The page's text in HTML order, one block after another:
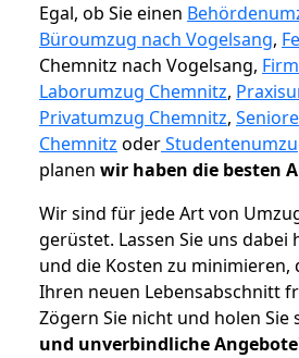
Egal, ob Sie einen
Büroumzug nach Vogelsang,
Chemnitz nach Vogelsang,
Laborumzug Chemnitz,
Privatumzug Chemnitz,
Chemnitz oder
planen wir haben die besten
Wir sind für jede Art von
gerüstet. Lassen Sie uns dabei
und die Kosten zu minimieren,
Ihren neuen Lebensabschnitt
Zögern Sie nicht und holen Sie
und unverbindliche